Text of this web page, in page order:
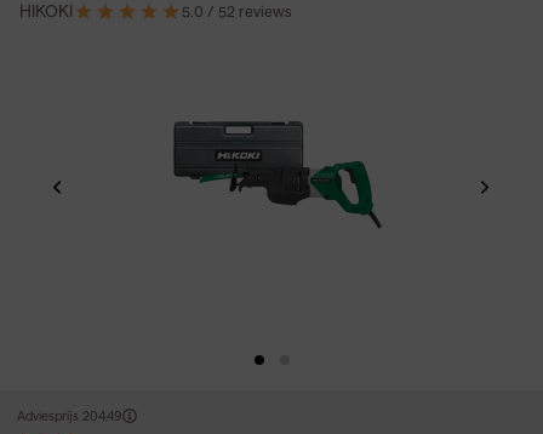
HIKOKI 5.0 / 52 reviews
Adviesprijs 204,49